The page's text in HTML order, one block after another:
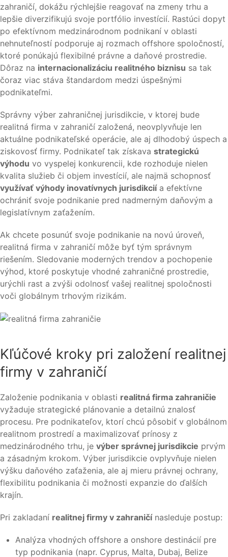
zahraničí, dokážu rýchlejšie reagovať na zmeny trhu a
lepšie diverzifikujú svoje portfólio investícií. Rastúci dopyt
po efektívnom medzinárodnom podnikaní v oblasti
nehnuteľností podporuje aj rozmach offshore spoločností,
ktoré ponúkajú flexibilné právne a daňové prostredie.
Dôraz na internacionalizáciu realitného biznisu sa tak
čoraz viac stáva štandardom medzi úspešnými
podnikateľmi.
Správny výber zahraničnej jurisdikcie, v ktorej bude
realitná firma v zahraničí založená, neovplyvňuje len
aktuálne podnikateľské operácie, ale aj dlhodobý úspech a
ziskovosť firmy. Podnikateľ tak získava strategickú
výhodu vo vyspelej konkurencii, kde rozhoduje nielen
kvalita služieb či objem investícií, ale najmä schopnosť
využívať výhody inovatívnych jurisdikciía efektívne
ochrániť svoje podnikanie pred nadmerným daňovým a
legislatívnym zaťažením.
Ak chcete posunúť svoje podnikanie na novú úroveň,
realitná firma v zahraničí môže byť tým správnym
riešením. Sledovanie moderných trendov a pochopenie
výhod, ktoré poskytuje vhodné zahraničné prostredie,
urýchli rast a zvýši odolnosť vašej realitnej spoločnosti
voči globálnym trhovým rizikám.
Kľúčové kroky pri založení realitnej
firmy v zahraničí
Založenie podnikania v oblasti realitná firma zahraničie
vyžaduje strategické plánovanie a detailnú znalosť
procesu. Pre podnikateľov, ktorí chcú pôsobiť v globálnom
realitnom prostredí a maximalizovať prínosy z
medzinárodného trhu, je výber správnej jurisdikcie prvým
a zásadným krokom. Výber jurisdikcie ovplyvňuje nielen
výšku daňového zaťaženia, ale aj mieru právnej ochrany,
flexibilitu podnikania či možnosti expanzie do ďalších
krajín.
Pri zakladaní realitnej firmy v zahraničínasleduje postup:
Analýza vhodných offshore a onshore destinácií pre
typ podnikania (napr. Cyprus, Malta, Dubaj, Belize